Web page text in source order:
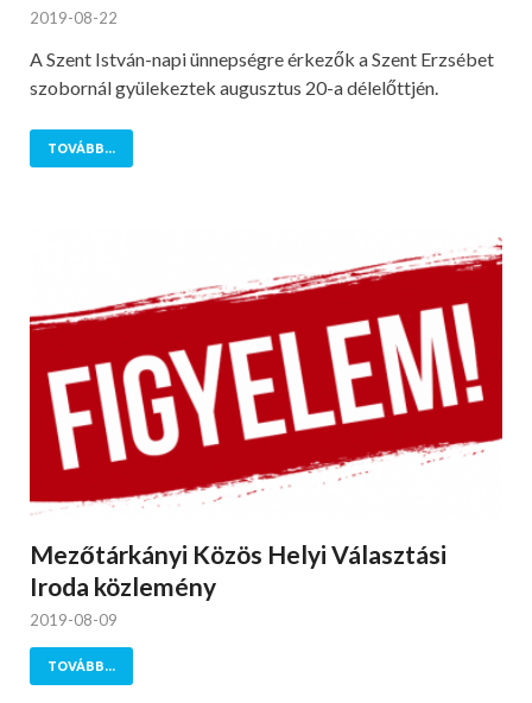
2019-08-22
A Szent István-napi ünnepségre érkezők a Szent Erzsébet
szobornál gyülekeztek augusztus 20-a délelőttjén.
TOVÁBB...
Mezőtárkányi Közös Helyi Választási
Iroda közlemény
2019-08-09
TOVÁBB...